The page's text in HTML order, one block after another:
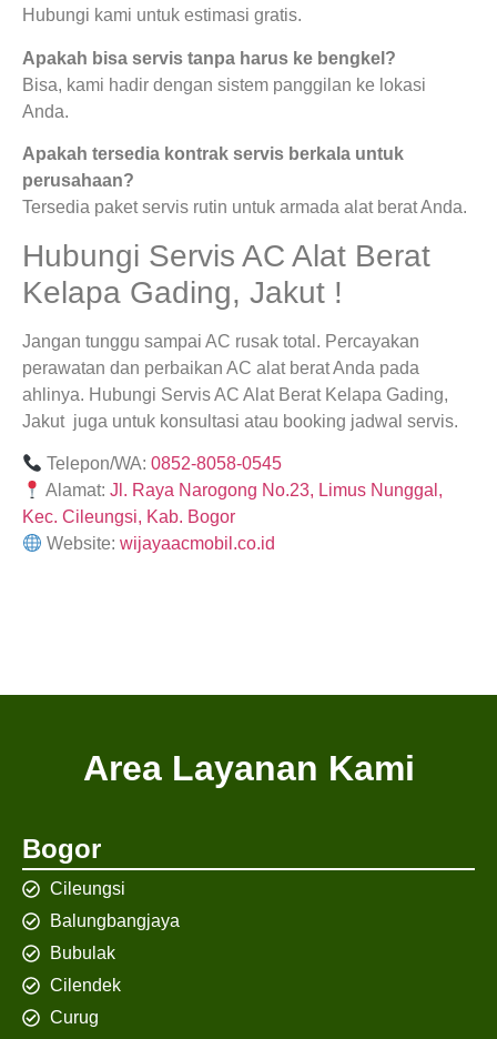
Hubungi kami untuk estimasi gratis.
Apakah bisa servis tanpa harus ke bengkel?
Bisa, kami hadir dengan sistem panggilan ke lokasi
Anda.
Apakah tersedia kontrak servis berkala untuk
perusahaan?
Tersedia paket servis rutin untuk armada alat berat Anda.
Hubungi Servis AC Alat Berat
Kelapa Gading, Jakut !
Jangan tunggu sampai AC rusak total. Percayakan
perawatan dan perbaikan AC alat berat Anda pada
ahlinya. Hubungi Servis AC Alat Berat Kelapa Gading,
Jakut juga untuk konsultasi atau booking jadwal servis.
Telepon/WA:0852-8058-0545
Alamat:Jl. Raya Narogong No.23, Limus Nunggal,
Kec. Cileungsi, Kab. Bogor
Website:wijayaacmobil.co.id
Area Layanan Kami
Bogor
Cileungsi
Balungbangjaya
Bubulak
Cilendek
Curug